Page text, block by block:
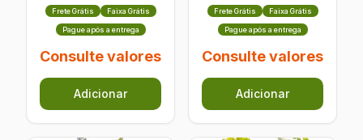
Frete Grátis Faixa Grátis
Pague após a entrega
Consulte valores
Adicionar
Frete Grátis Faixa Grátis
Pague após a entrega
Consulte valores
Adicionar